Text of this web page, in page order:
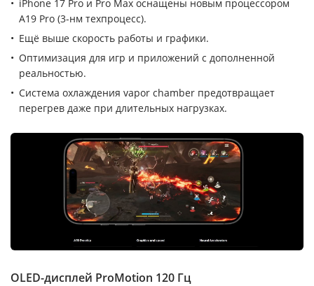
iPhone 17 Pro и Pro Max оснащены новым процессором
A19 Pro (3-нм техпроцесс).
Ещё выше скорость работы и графики.
Оптимизация для игр и приложений с дополненной
реальностью.
Система охлаждения vapor chamber предотвращает
перегрев даже при длительных нагрузках.
OLED-дисплей ProMotion 120 Гц